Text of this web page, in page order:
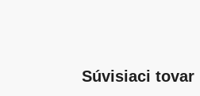
Súvisiaci tovar